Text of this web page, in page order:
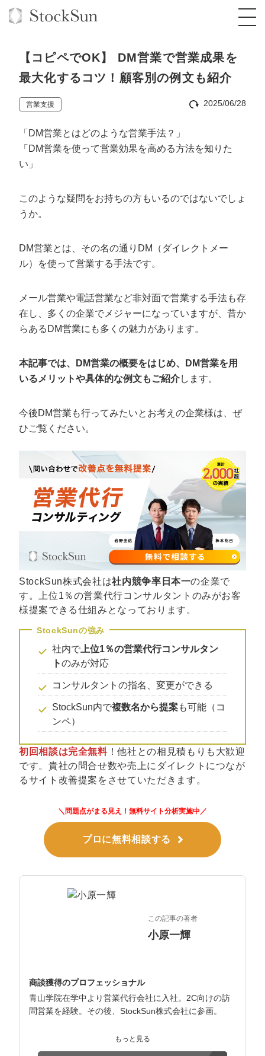
オーダーメイド支援
TOP
コンサルタント一覧
社内コンペ
クレーム窓口
BPO支援
定額制Webマーケティング代行『マキトルく
定額制営業代行『カリトルくん』
営業改善特化の動画制作『動画でカリトルく
ん』
定額LINE運用代行『LINEマキトルくん』
オリジナルサービス
拡散付1日密着動画制作『まるごと社長』
1本無料で記事を制作『SEOトライアル』
定額制LP制作・改善『最強LP』
採用YouTubeチャンネル構築『トリトル』
お役立ち資料
オンラインサロン
道場TOP
動画編集
エンジニア
広告運用
YouTubeディレクター
年収エージェント
会社概要・役員紹介
ミッション・ビジョン・バリュー
取締役メッセージ（株本祐己）
業務委託
動画ディレクター
正社員
カスタマーサクセスマネージャー
常勤監査役
内部監査室長
【コピペでOK】 DM営業で営業成果を
最大化するコツ！顧客別の例文も紹介
営業支援 2025/06/28
「DM営業とはどのような営業手法？」
「DM営業を使って営業効果を高める方法を知りた
い」
このような疑問をお持ちの方もいるのではないでしょ
うか。
DM営業とは、その名の通りDM（ダイレクトメー
ル）を使って営業する手法です。
メール営業や電話営業など非対面で営業する手法も存
在し、多くの企業でメジャーになっていますが、昔か
らあるDM営業にも多くの魅力があります。
本記事では、DM営業の概要をはじめ、DM営業を用
いるメリットや具体的な例文もご紹介します。
今後DM営業も行ってみたいとお考えの企業様は、ぜ
ひご覧ください。
StockSun株式会社は社内競争率日本一の企業で
す。上位1％の営業代行コンサルタントのみがお客
様提案できる仕組みとなっております。
社内で 上位1％の営業代行コンサルタン
トのみが対応
コンサルタントの指名、変更ができる
StockSun内で複数名から提案も可能（コ
ンペ）
初回相談は完全無料！他社との相見積もりも大歓迎
です。貴社の問合せ数や売上にダイレクトにつなが
るサイト改善提案をさせていただきます。
＼問題点がまる見え！無料サイト分析実施中／
プロに無料相談する
この記事の著者
小原一輝
商談獲得のプロフェッショナル
青山学院在学中より営業代行会社に入社。2C向けの訪
問営業を経験。その後、StockSun株式会社に参画。
インサイドセールス立ち上げ、テレアポ部隊立ち上げな
ど営業支援を担当。
もっと見る